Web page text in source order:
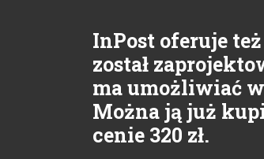
InPost oferuje
został
ma umożliwiać
Można ją już
cenie 320 zł.